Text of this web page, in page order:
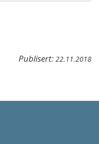
Publisert: 22.11.2018